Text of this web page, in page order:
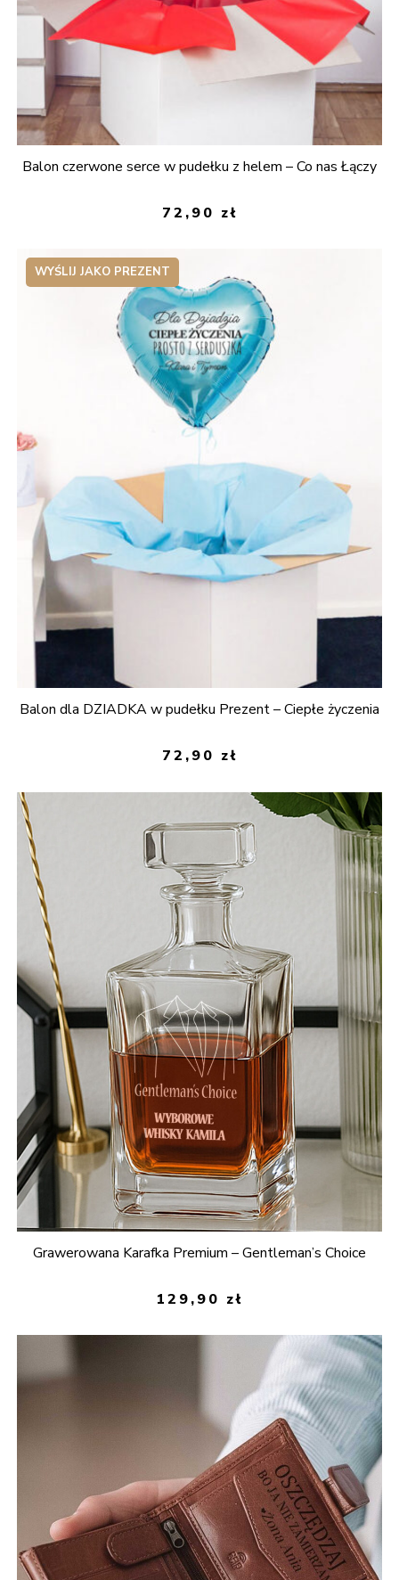
Balon czerwone serce w pudełku z helem – Co nas Łączy
72,90 zł
WYŚLIJ JAKO PREZENT
Balon dla DZIADKA w pudełku Prezent – Ciepłe życzenia
72,90 zł
Grawerowana Karafka Premium – Gentleman’s Choice
129,90 zł